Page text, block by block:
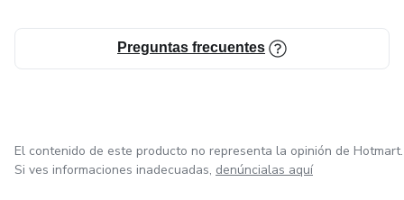
¡Inscríbete ahora
Preguntas frecuentes
El contenido de este producto no representa la opinión de Hotmart.
Si ves informaciones inadecuadas, denúncialas aquí